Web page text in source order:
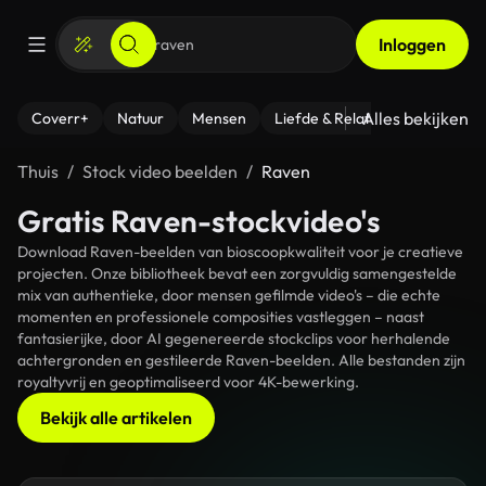
Inloggen
Coverr+ Natuur Mensen Liefde & Relaties - Fitness
Alles bekijken
Thuis Stock video beelden Raven
Gratis Raven-stockvideo's
Download Raven-beelden van bioscoopkwaliteit voor je creatieve
projecten. Onze bibliotheek bevat een zorgvuldig samengestelde
mix van authentieke, door mensen gefilmde video's – die echte
momenten en professionele composities vastleggen – naast
fantasierijke, door AI gegenereerde stockclips voor herhalende
achtergronden en gestileerde Raven-beelden. Alle bestanden zijn
royaltyvrij en geoptimaliseerd voor 4K-bewerking.
Bekijk alle artikelen